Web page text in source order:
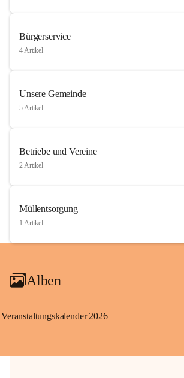
Bürgerservice
4 Artikel
Unsere Gemeinde
5 Artikel
Betriebe und Vereine
2 Artikel
Müllentsorgung
1 Artikel
Alben
Veranstaltungskalender 2026